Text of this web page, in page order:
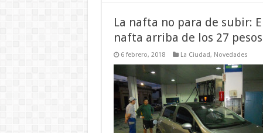
La nafta no para de subir:
nafta arriba de los 27 pesos
6 febrero, 2018 La Ciudad, Novedades